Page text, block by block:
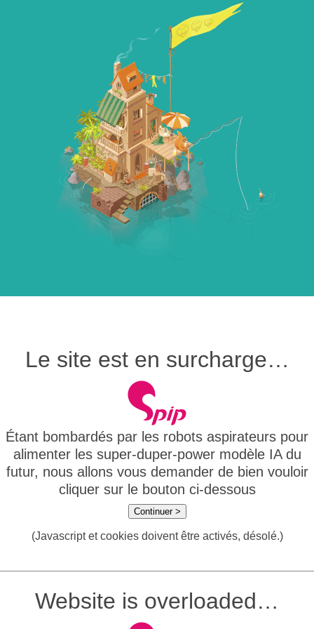
Le site est en surcharge…
Étant bombardés par les robots aspirateurs pour
alimenter les super-duper-power modèle IA du
futur, nous allons vous demander de bien vouloir
cliquer sur le bouton ci-dessous
Continuer >
(Javascript et cookies doivent être activés, désolé.)
Website is overloaded…